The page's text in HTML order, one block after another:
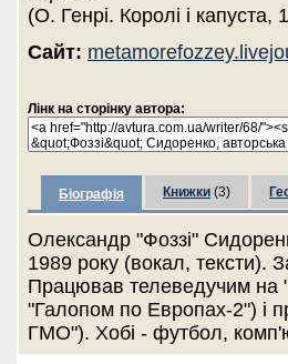
(О. Генрі. Королі і капуста,
Сайт:
Лінк на сторінку автора:
Біографія Книжки (3)
Олександр "Фоззі"
1989 року (вокал, тексти).
Працював телеведучим на
"Галопом по Европах-2") і
ГМО"). Хобі - футбол,